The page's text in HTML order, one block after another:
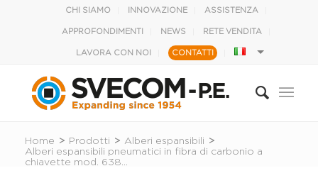
CHI SIAMO INNOVAZIONE ASSISTENZA
APPROFONDIMENTI NEWS RETE VENDITA
LAVORA CON NOI CONTATTI
Home > Prodotti > Alberi espansibili >
Alberi espansibili pneumatici in fibra di carbonio a
chiavette mod. 638...